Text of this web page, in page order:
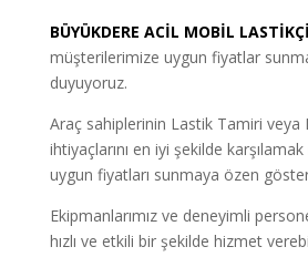
BÜYÜKDERE ACİL MOBİL LASTİKÇİ
müşterilerimize uygun fiyatlar
duyuyoruz.
Araç sahiplerinin Lastik Tamiri veya
ihtiyaçlarını en iyi şekilde
uygun fiyatları sunmaya özen
Ekipmanlarımız ve deneyimli
hızlı ve etkili bir şekilde hizmet